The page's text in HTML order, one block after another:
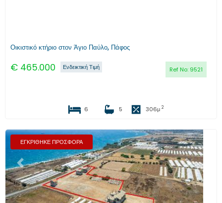
Οικιστικό κτήριο στον Άγιο Παύλο, Πάφος
€ 465.000 Ref No: 9521
Ενδεικτική Τιμή
6 5 306μ 2
ΕΓΚΡΙΘΗΚΕ ΠΡΟΣΦΟΡΑ
Προηγούμενο Επόμενο